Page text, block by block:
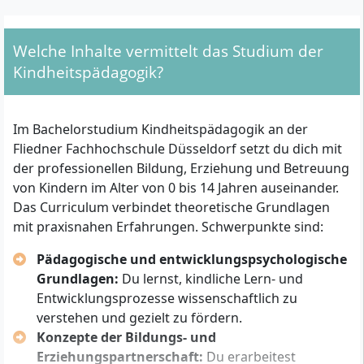
Für das Bachelorstudium Kindheitspädagogik (B.A.) an
der Fliedner Fachhochschule Düsseldorf gelten
folgende formale Zugangswege:
Fachhochschulreife
Gleichwertig anerkannte
Hochschulzugangsberechtigung nach §49 HG
NRW
Beruflich Qualifizierte ohne klassischen
Hochschulabschluss mit:
Berufsausbildung UND
– Mindestens dreijähriger beruflicher Tätigkeit
nach Abschluss der Ausbildung (gemäß
Berufsbildungshochschul-Zugangsverordnung
NRW)
Welche Inhalte vermittelt das Studium der
Kindheitspädagogik?
Im Bachelorstudium Kindheitspädagogik an der
Fliedner Fachhochschule Düsseldorf setzt du dich mit
der professionellen Bildung, Erziehung und Betreuung
von Kindern im Alter von 0 bis 14 Jahren auseinander.
Das Curriculum verbindet theoretische Grundlagen
mit praxisnahen Erfahrungen. Schwerpunkte sind:
Pädagogische und entwicklungspsychologische
Grundlagen: Du lernst, kindliche Lern- und
Entwicklungsprozesse wissenschaftlich zu
verstehen und gezielt zu fördern.
Konzepte der Bildungs- und
Erziehungspartnerschaft: Du erarbeitest